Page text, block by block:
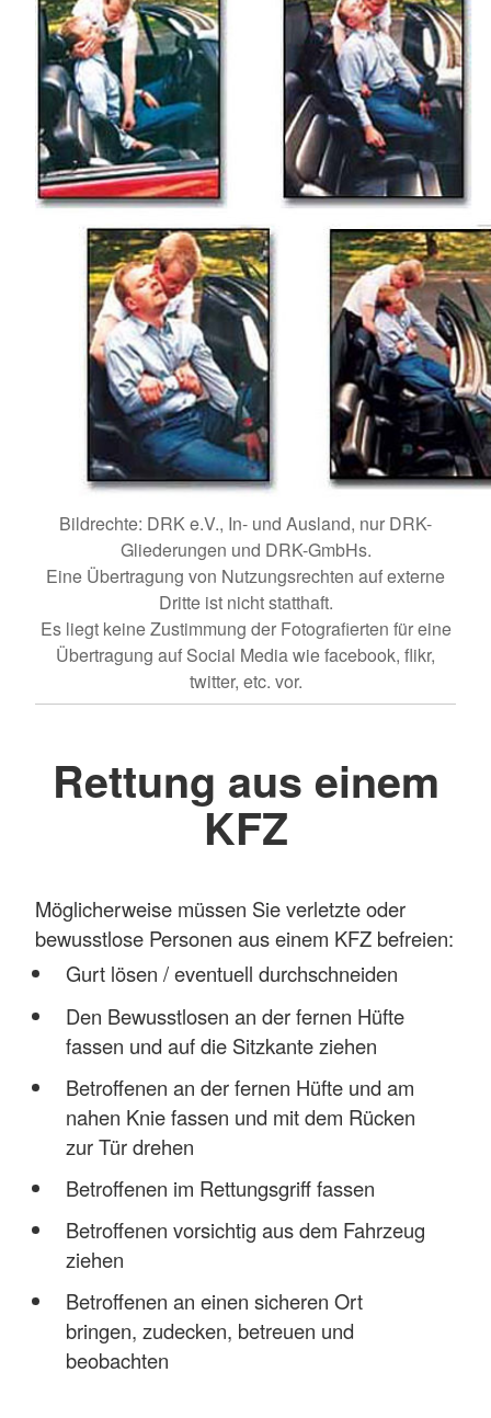
Bildrechte: DRK e.V., In- und Ausland, nur DRK-
Gliederungen und DRK-GmbHs.
Eine Übertragung von Nutzungsrechten auf externe
Dritte ist nicht statthaft.
Es liegt keine Zustimmung der Fotografierten für eine
Übertragung auf Social Media wie facebook, flikr,
twitter, etc. vor.
Rettung aus einem
KFZ
Möglicherweise müssen Sie verletzte oder
bewusstlose Personen aus einem KFZ befreien:
Gurt lösen / eventuell durchschneiden
Den Bewusstlosen an der fernen Hüfte
fassen und auf die Sitzkante ziehen
Betroffenen an der fernen Hüfte und am
nahen Knie fassen und mit dem Rücken
zur Tür drehen
Betroffenen im Rettungsgriff fassen
Betroffenen vorsichtig aus dem Fahrzeug
ziehen
Betroffenen an einen sicheren Ort
bringen, zudecken, betreuen und
beobachten